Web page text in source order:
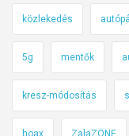
közlekedés
5g mentők
kresz-módosítás